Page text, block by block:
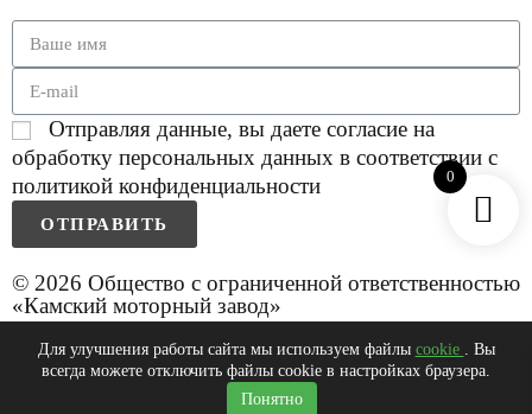
Отправляя данные, вы даете согласие на
обработку персональных данных в соответствии с
политикой конфиденциальности
ОТПРАВИТЬ
© 2026 Общество с ограниченной ответственностью
«Камский моторный завод»
0
0
Для улучшения работы сайта мы используем файлы cookie . Вы
всегда можете отключить файлы cookie в настройках браузера.
Понятно